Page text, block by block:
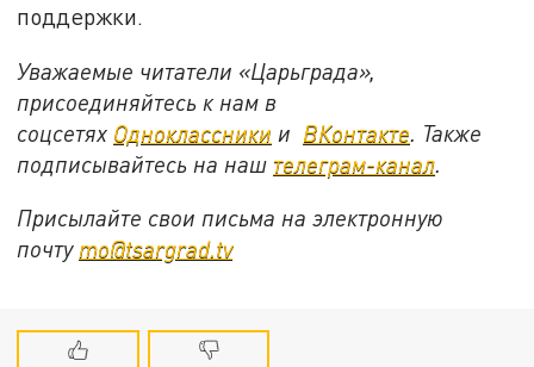
поддержки.
Уважаемые читатели «Царьграда»,
присоединяйтесь к нам в
соцсетях Одноклассники и ВКонтакте . Также
подписывайтесь на наш телеграм-канал
Присылайте свои письма на электронную
почту mo@tsargrad.tv